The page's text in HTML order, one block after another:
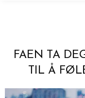
FAEN TA
TIL Å